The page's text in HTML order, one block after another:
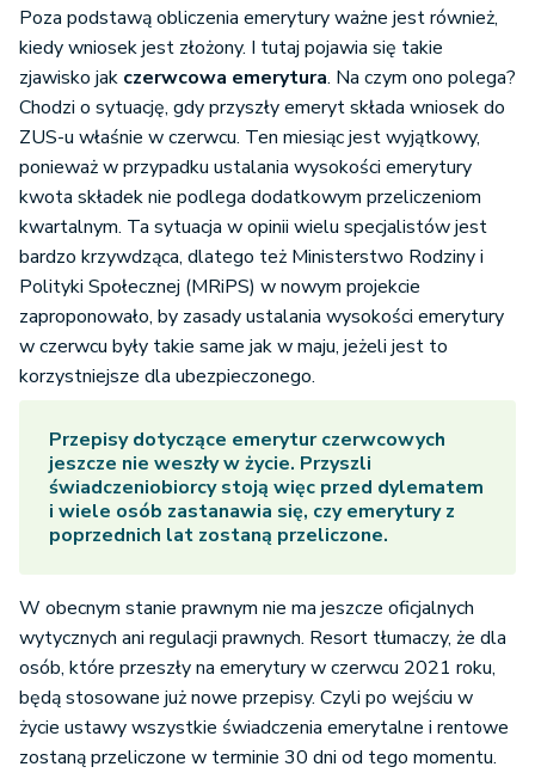
Poza podstawą obliczenia emerytury ważne jest również,
kiedy wniosek jest złożony. I tutaj pojawia się takie
zjawisko jak czerwcowa emerytura. Na czym ono polega?
Chodzi o sytuację, gdy przyszły emeryt składa wniosek do
ZUS-u właśnie w czerwcu. Ten miesiąc jest wyjątkowy,
ponieważ w przypadku ustalania wysokości emerytury
kwota składek nie podlega dodatkowym przeliczeniom
kwartalnym. Ta sytuacja w opinii wielu specjalistów jest
bardzo krzywdząca, dlatego też Ministerstwo Rodziny i
Polityki Społecznej (MRiPS) w nowym projekcie
zaproponowało, by zasady ustalania wysokości emerytury
w czerwcu były takie same jak w maju, jeżeli jest to
korzystniejsze dla ubezpieczonego.
Przepisy dotyczące emerytur czerwcowych
jeszcze nie weszły w życie. Przyszli
świadczeniobiorcy stoją więc przed dylematem
i wiele osób zastanawia się, czy emerytury z
poprzednich lat zostaną przeliczone.
W obecnym stanie prawnym nie ma jeszcze oficjalnych
wytycznych ani regulacji prawnych. Resort tłumaczy, że dla
osób, które przeszły na emerytury w czerwcu 2021 roku,
będą stosowane już nowe przepisy. Czyli po wejściu w
życie ustawy wszystkie świadczenia emerytalne i rentowe
zostaną przeliczone w terminie 30 dni od tego momentu.